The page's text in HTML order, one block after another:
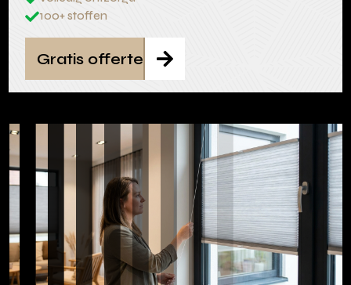
100+ stoffen

Gratis offerte